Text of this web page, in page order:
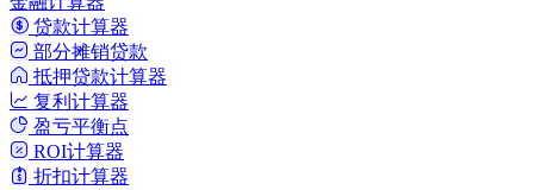
贷款计算器
部分摊销贷款
抵押贷款计算器
复利计算器
盈亏平衡点
ROI计算器
折扣计算器